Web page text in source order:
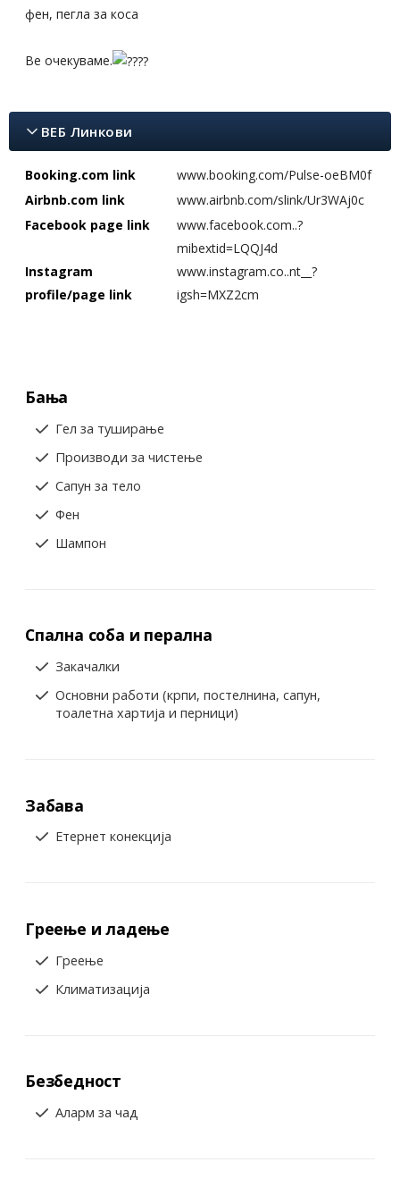
фен, пегла за коса
Ве очекуваме.
ВЕБ Линкови
Booking.com link
www.booking.com/Pulse-oeBM0f
Airbnb.com link
www.airbnb.com/slink/Ur3WAj0c
Facebook page link
www.facebook.com..?
mibextid=LQQJ4d
Instagram
profile/page link
www.instagram.co..nt__?
igsh=MXZ2cm
Бања
Гел за туширање
Производи за чистење
Сапун за тело
Фен
Шампон
Спална соба и перална
Закачалки
Основни работи (крпи, постелнина, сапун,
тоалетна хартија и перници)
Забава
Етернет конекција
Греење и ладење
Греење
Климатизација
Безбедност
Аларм за чад